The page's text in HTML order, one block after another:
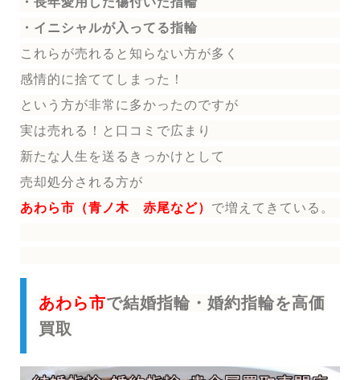
・イニシャルが入ってる指輪
これらが売れると知らない方が多く
感情的に捨ててしまった！
という方が非常に多かったのですが
実は売れる！と口コミで広まり
新たな人生を送る きっかけとして
売却処分される方が
あわら市（青ノ木 赤尾など） で増えてきている。
あわら市で結婚指輪・婚約指輪を高価
買取